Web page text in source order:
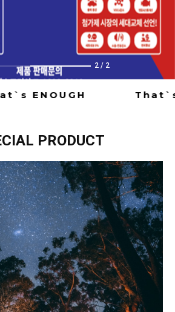
1/ 2
ENOUGH That`s
PRODUCT